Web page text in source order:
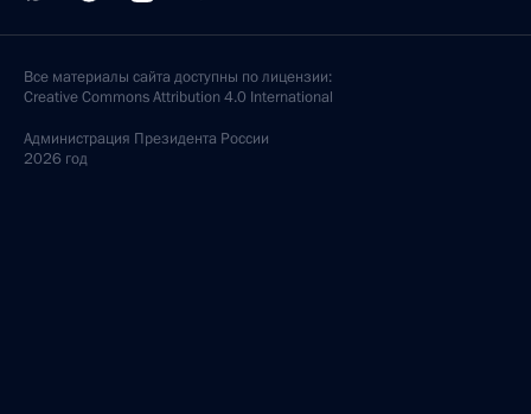
Все материалы сайта доступны по лицензии:
Creative Commons Attribution 4.0 International
Администрация Президента России
2026 год